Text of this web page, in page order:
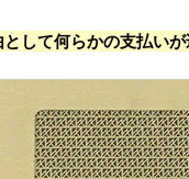
して何らかの支払い